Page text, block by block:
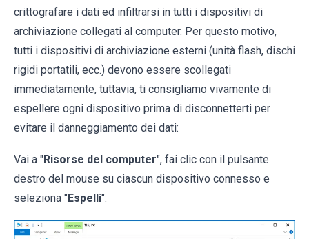
crittografare i dati ed infiltrarsi in tutti i dispositivi di
archiviazione collegati al computer. Per questo motivo,
tutti i dispositivi di archiviazione esterni (unità flash, dischi
rigidi portatili, ecc.) devono essere scollegati
immediatamente, tuttavia, ti consigliamo vivamente di
espellere ogni dispositivo prima di disconnetterti per
evitare il danneggiamento dei dati:
Vai a "Risorse del computer", fai clic con il pulsante
destro del mouse su ciascun dispositivo connesso e
seleziona "Espelli":